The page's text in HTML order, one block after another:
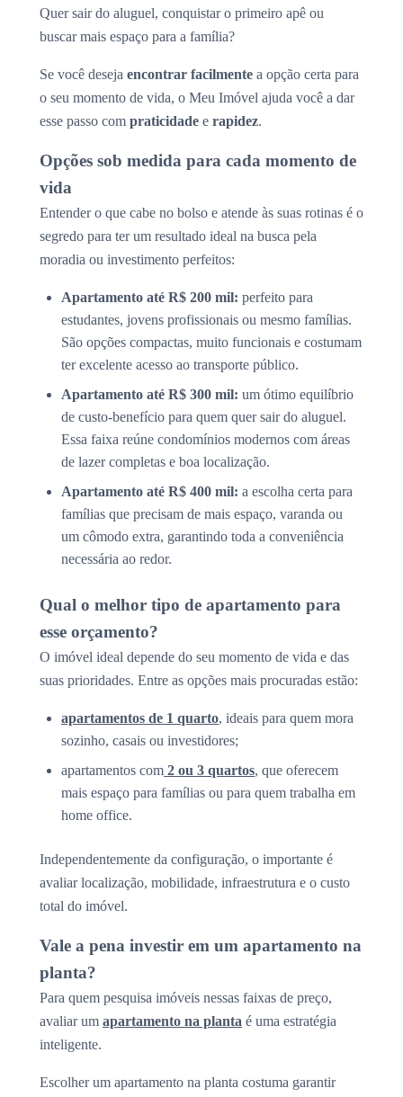
Quer sair do aluguel, conquistar o primeiro apê ou
buscar mais espaço para a família?
Se você deseja encontrar facilmente a opção certa para
o seu momento de vida, o Meu Imóvel ajuda você a dar
esse passo com praticidade e rapidez.
Opções sob medida para cada momento de
vida
Entender o que cabe no bolso e atende às suas rotinas é o
segredo para ter um resultado ideal na busca pela
moradia ou investimento perfeitos:
Apartamento até R$ 200 mil: perfeito para
estudantes, jovens profissionais ou mesmo famílias.
São opções compactas, muito funcionais e costumam
ter excelente acesso ao transporte público.
Apartamento até R$ 300 mil: um ótimo equilíbrio
de custo-benefício para quem quer sair do aluguel.
Essa faixa reúne condomínios modernos com áreas
de lazer completas e boa localização.
Apartamento até R$ 400 mil: a escolha certa para
famílias que precisam de mais espaço, varanda ou
um cômodo extra, garantindo toda a conveniência
necessária ao redor.
Qual o melhor tipo de apartamento para
esse orçamento?
O imóvel ideal depende do seu momento de vida e das
suas prioridades. Entre as opções mais procuradas estão:
apartamentos de 1 quarto, ideais para quem mora
sozinho, casais ou investidores;
apartamentos com 2 ou 3 quartos, que oferecem
mais espaço para famílias ou para quem trabalha em
home office.
Independentemente da configuração, o importante é
avaliar localização, mobilidade, infraestrutura e o custo
total do imóvel.
Vale a pena investir em um apartamento na
planta?
Para quem pesquisa imóveis nessas faixas de preço,
avaliar um apartamento na planta é uma estratégia
inteligente.
Escolher um apartamento na planta costuma garantir